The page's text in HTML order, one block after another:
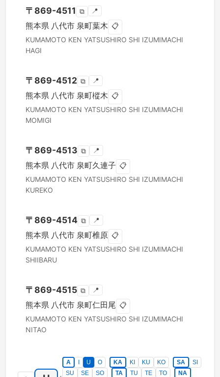
〒 869-4511 ⧉ 📍
熊本県 八代市 泉町葉木 📋
KUMAMOTO KEN YATSUSHIRO SHI IZUMIMACHI
HAGI
〒 869-4512 ⧉ 📍
熊本県 八代市 泉町樅木 📋
KUMAMOTO KEN YATSUSHIRO SHI IZUMIMACHI
MOMIGI
〒 869-4513 ⧉ 📍
熊本県 八代市 泉町久連子 📋
KUMAMOTO KEN YATSUSHIRO SHI IZUMIMACHI
KUREKO
〒 869-4514 ⧉ 📍
熊本県 八代市 泉町椎原 📋
KUMAMOTO KEN YATSUSHIRO SHI IZUMIMACHI
SHIIBARU
〒 869-4515 ⧉ 📍
熊本県 八代市 泉町仁田尾 📋
KUMAMOTO KEN YATSUSHIRO SHI IZUMIMACHI
NITAO
A U O KA KI KU KO SA
SI
SU
SE SO TA TU TE TO
NA